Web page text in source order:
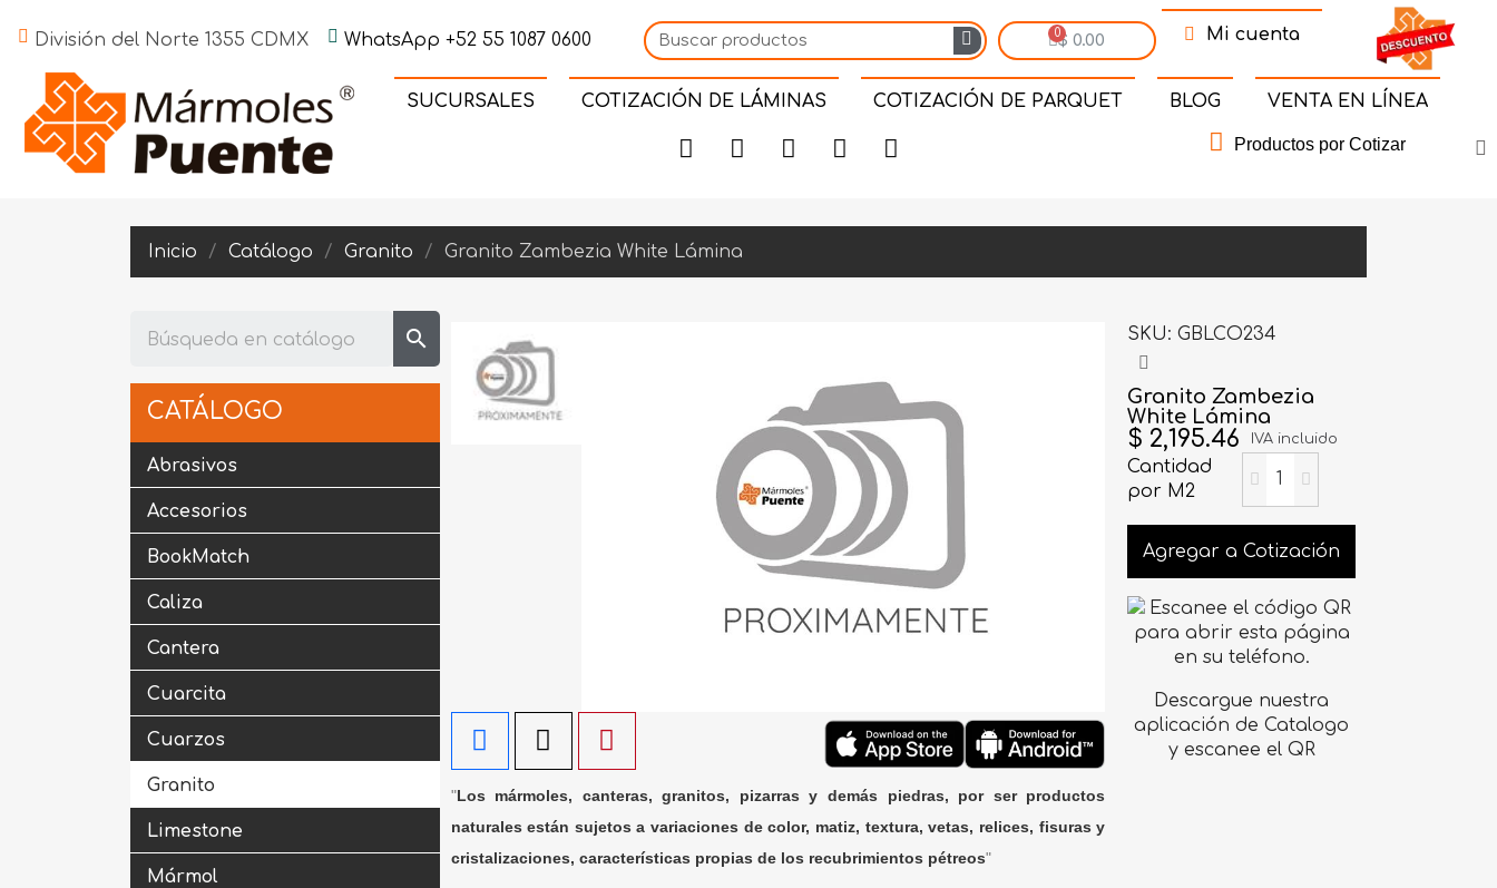
División del Norte 1355 CDMX WhatsApp +52 55 1087 0600 $ 0.00 Mi cuenta
SUCURSALES COTIZACIÓN DE LÁMINAS COTIZACIÓN DE PARQUET BLOG VENTA EN LÍNEA
Productos por Cotizar
Inicio Catálogo Granito Granito Zambezia White Lámina
search
CATÁLOGO
Abrasivos
Accesorios
BookMatch
Caliza
Cantera
Cuarcita
Cuarzos
Granito
Limestone
Mármol
"Los mármoles, canteras, granitos, pizarras y demás piedras, por ser productos
naturales están sujetos a variaciones de color, matiz, textura, vetas, relices, fisuras y
cristalizaciones, características propias de los recubrimientos pétreos"
SKU GBLCO234
Granito Zambezia
White Lámina
$ 2,195.46 IVA incluido
Cantidad
por M2
Agregar a Cotización
Descargue nuestra
aplicación de Catalogo
y escanee el QR